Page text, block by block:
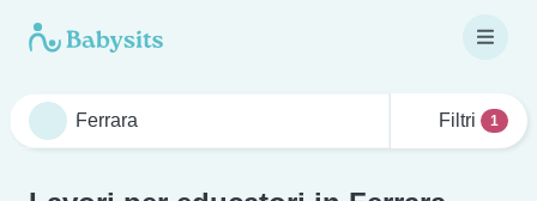
Filtri 1